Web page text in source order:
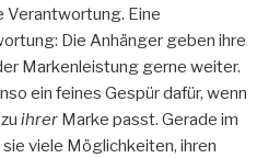
Verantwortung. Eine
Die Anhänger geben ihre
Markenleistung gerne weiter.
ein feines Gespür dafür, wenn
ihrer Marke passt. Gerade im
viele Möglichkeiten, ihren